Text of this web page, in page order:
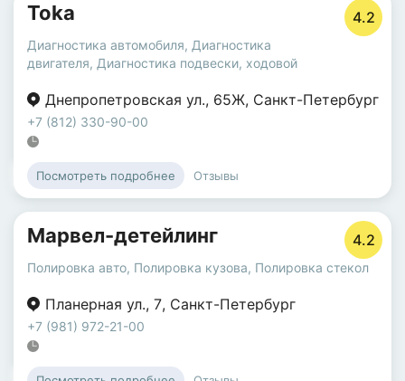
Toka 4.2
Диагностика автомобиля, Диагностика
двигателя, Диагностика подвески, ходовой
Днепропетровская ул., 65Ж, Санкт-Петербург
+7 (812) 330-90-00
Посмотреть подробнее Отзывы
Марвел-детейлинг 4.2
Полировка авто, Полировка кузова, Полировка стекол
Планерная ул., 7, Санкт-Петербург
+7 (981) 972-21-00